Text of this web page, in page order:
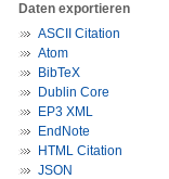
Daten exportieren
ASCII Citation
Atom
BibTeX
Dublin Core
EP3 XML
EndNote
HTML Citation
JSON